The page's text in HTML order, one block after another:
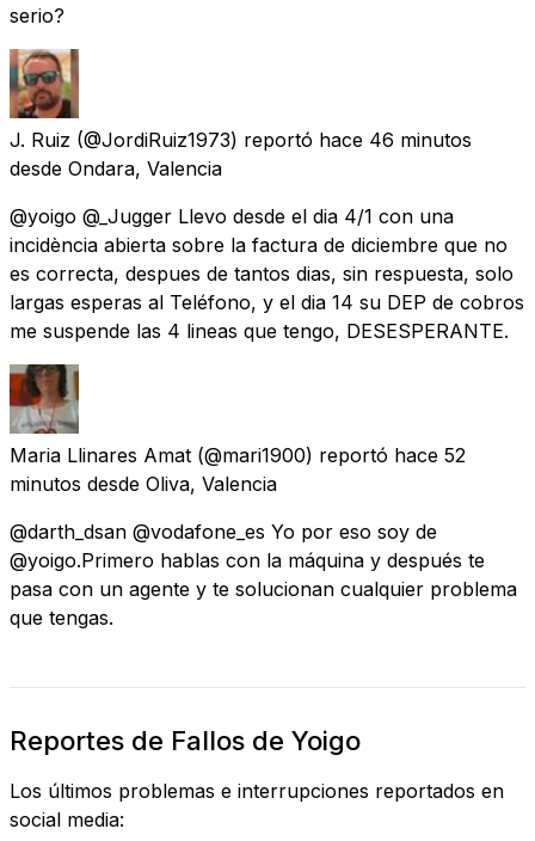
serio?
J. Ruiz (@JordiRuiz1973) reportó hace 46 minutos
desde Ondara, Valencia
@yoigo @_Jugger Llevo desde el dia 4/1 con una
incidència abierta sobre la factura de diciembre que no
es correcta, despues de tantos dias, sin respuesta, solo
largas esperas al Teléfono, y el dia 14 su DEP de cobros
me suspende las 4 lineas que tengo, DESESPERANTE.
Maria Llinares Amat (@mari1900) reportó hace 52
minutos desde Oliva, Valencia
@darth_dsan @vodafone_es Yo por eso soy de
@yoigo.Primero hablas con la máquina y después te
pasa con un agente y te solucionan cualquier problema
que tengas.
Reportes de Fallos de Yoigo
Los últimos problemas e interrupciones reportados en
social media: